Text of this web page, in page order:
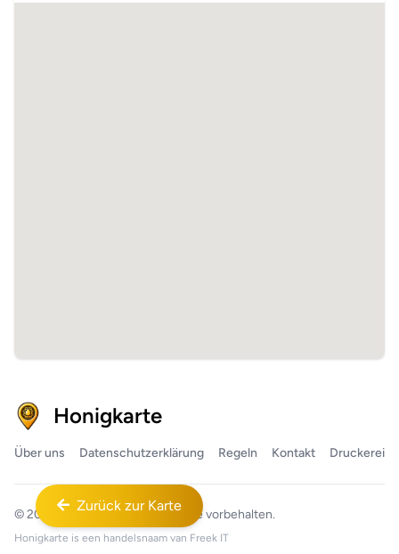
Zurück zur Karte
Honigkarte
Über uns Datenschutzerklärung Regeln Kontakt Druckerei
© 2026 Honigkarte™ Alle Rechte vorbehalten.
Honigkarte is een handelsnaam van Freek IT